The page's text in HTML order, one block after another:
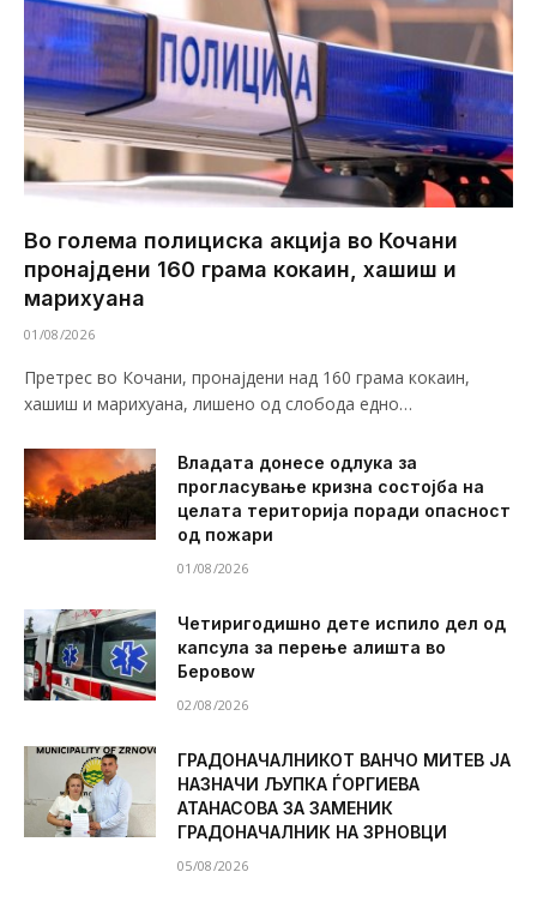
Во голема полициска акција во Кочани
пронајдени 160 грама кокаин, хашиш и
марихуана
01/08/2026
Претрес во Кочани, пронајдени над 160 грама кокаин,
хашиш и марихуана, лишено од слобода едно…
Владата донесе одлука за
прогласување кризна состојба на
целата територија поради опасност
од пожари
01/08/2026
Четиригодишно дете испило дел од
капсула за перење алишта во
Беровоw
02/08/2026
ГРАДОНАЧАЛНИКОТ ВАНЧО МИТЕВ ЈА
НАЗНАЧИ ЉУПКА ЃОРГИЕВА
АТАНАСОВА ЗА ЗАМЕНИК
ГРАДОНАЧАЛНИК НА ЗРНОВЦИ
05/08/2026